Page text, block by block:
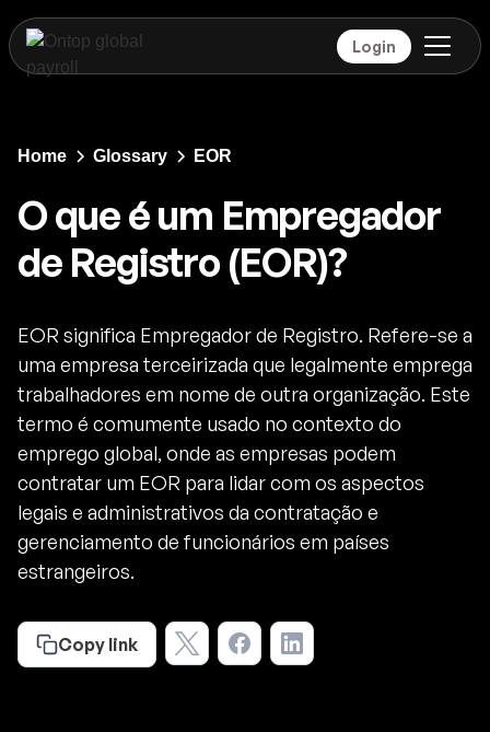
Login
Home Glossary EOR
O que é um Empregador
de Registro (EOR)?
EOR significa Empregador de Registro. Refere-se a
uma empresa terceirizada que legalmente emprega
trabalhadores em nome de outra organização. Este
termo é comumente usado no contexto do
emprego global, onde as empresas podem
contratar um EOR para lidar com os aspectos
legais e administrativos da contratação e
gerenciamento de funcionários em países
estrangeiros.
Copy link